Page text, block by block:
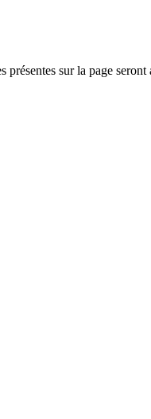
présentes sur la page